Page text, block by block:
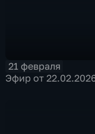
21 февраля
Эфир от